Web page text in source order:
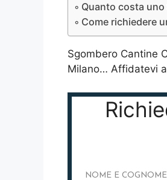
Quanto costa
Come richiedere
Sgombero Cantine
Milano… Affidatevi
NOME E COGNOME